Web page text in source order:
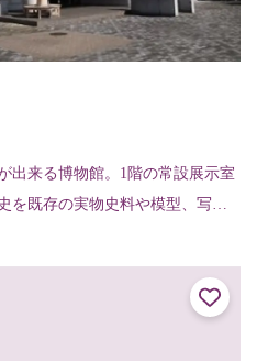
出来る博物館。1階の常設展示室
を既存の実物史料や模型、写真